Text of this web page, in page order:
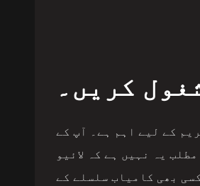
کریں۔
کے لیے اہم ہے۔ آپ کے
یہ نہیں ہے کہ لائیو
بھی کامیاب سلسلے کے